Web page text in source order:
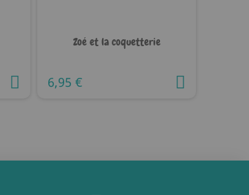
Zoé et la coquetterie
6,95 €